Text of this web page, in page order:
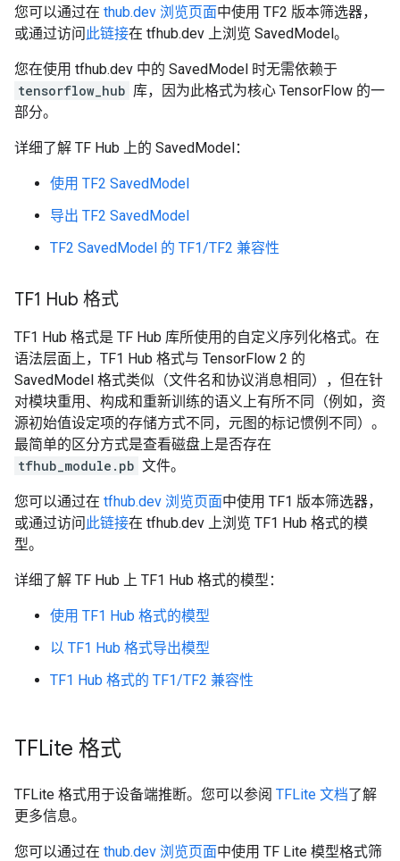
您可以通过在 thub.dev 浏览页面中使用 TF2 版本筛选器，
或通过访问 此链接在 tfhub.dev 上浏览 SavedModel。
您在使用 tfhub.dev 中的 SavedModel 时无需依赖于
tensorflow_hub 库，因为此格式为核心 TensorFlow 的一
部分。
详细了解 TF Hub 上的 SavedModel：
使用 TF2 SavedModel
导出 TF2 SavedModel
TF2 SavedModel 的 TF1/TF2 兼容性
TF1 Hub 格式
TF1 Hub 格式是 TF Hub 库所使用的自定义序列化格式。在
语法层面上，TF1 Hub 格式与 TensorFlow 2 的
SavedModel 格式类似（文件名和协议消息相同），但在针
对模块重用、构成和重新训练的语义上有所不同（例如，资
源初始值设定项的存储方式不同，元图的标记惯例不同）。
最简单的区分方式是查看磁盘上是否存在
tfhub_module.pb 文件。
您可以通过在 tfhub.dev 浏览页面中使用 TF1 版本筛选器，
或通过访问 此链接在 tfhub.dev 上浏览 TF1 Hub 格式的模
型。
详细了解 TF Hub 上 TF1 Hub 格式的模型：
使用 TF1 Hub 格式的模型
以 TF1 Hub 格式导出模型
TF1 Hub 格式的 TF1/TF2 兼容性
TFLite 格式
TFLite 格式用于设备端推断。您可以参阅 TFLite 文档了解
更多信息。
您可以通过在 thub.dev 浏览页面中使用 TF Lite 模型格式筛